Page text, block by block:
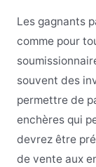
Les gagnants
comme pour
souvent des
permettre de
enchères qui
devrez être
de vente aux